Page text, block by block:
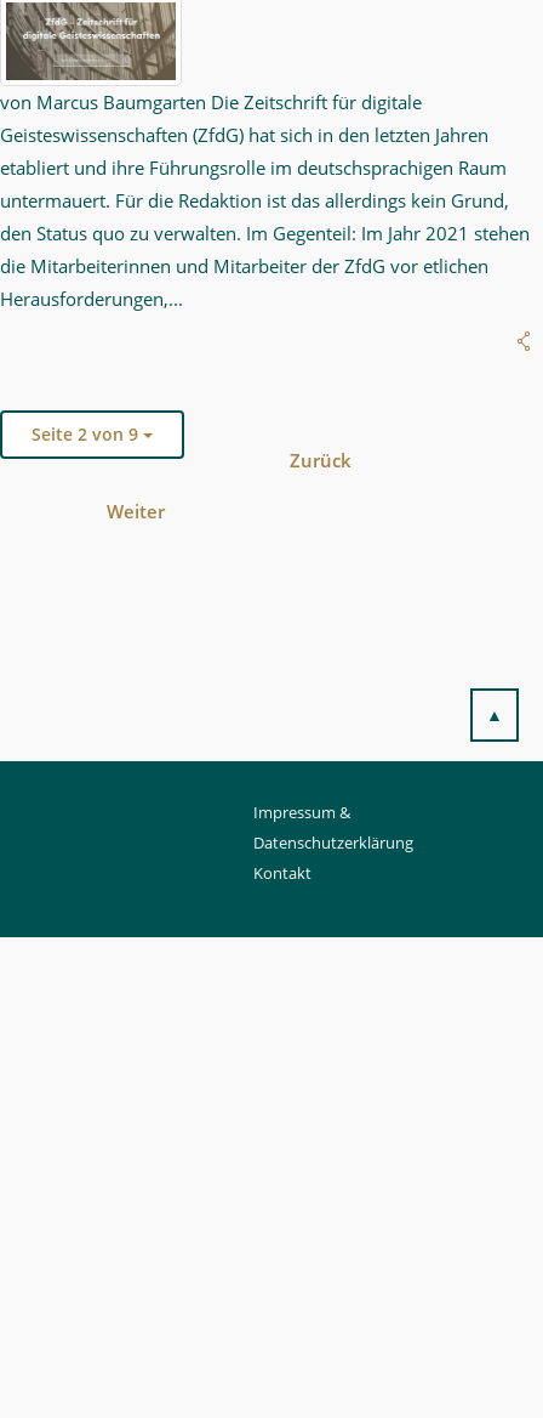
von Marcus Baumgarten Die Zeitschrift für digitale
Geisteswissenschaften (ZfdG) hat sich in den letzten Jahren
etabliert und ihre Führungsrolle im deutschsprachigen Raum
untermauert. Für die Redaktion ist das allerdings kein Grund,
den Status quo zu verwalten. Im Gegenteil: Im Jahr 2021 stehen
die Mitarbeiterinnen und Mitarbeiter der ZfdG vor etlichen
Herausforderungen,...
Seite 2 von 9
Zurück
Weiter
▲
Impressum &
Datenschutzerklärung
Kontakt